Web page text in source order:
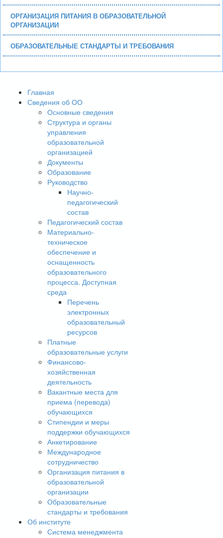
ОРГАНИЗАЦИЯ ПИТАНИЯ В ОБРАЗОВАТЕЛЬНОЙ
ОРГАНИЗАЦИИ
ОБРАЗОВАТЕЛЬНЫЕ СТАНДАРТЫ И ТРЕБОВАНИЯ
Главная
Сведения об ОО
Основные сведения
Структура и органы
управления
образовательной
организацией
Документы
Образование
Руководство
Научно-
педагогический
состав
Педагогический состав
Материально-
техническое
обеспечение и
оснащенность
образовательного
процесса. Доступная
среда
Перечень
электронных
образовательный
ресурсов
Платные
образовательные услуги
Финансово-
хозяйственная
деятельность
Вакантные места для
приема (перевода)
обучающихся
Стипендии и меры
поддержки обучающихся
Анкетирование
Международное
сотрудничество
Организация питания в
образовательной
организации
Образовательные
стандарты и требования
Об институте
Система менеджмента